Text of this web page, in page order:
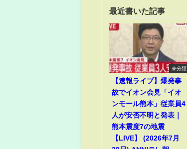
最近書いた記事
未分類
【速報ライブ】爆発事
故でイオン会見「イオ
ンモール熊本」従業員4
人が安否不明と発表｜
熊本震度7の地震
【LIVE】 (2026年7月